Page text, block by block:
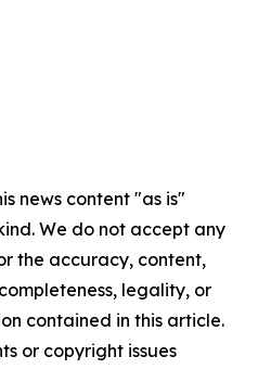
news content "as is"
We do not accept any
the accuracy, content,
legality, or
contained in this article.
or copyright issues